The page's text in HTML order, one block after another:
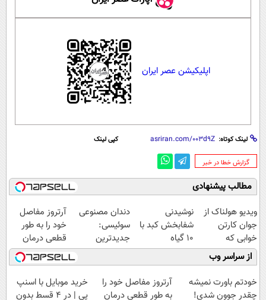
اپلیکیشن عصر ایران
لینک کوتاه: کپی لینک
‌گزارش خطا در خبر
مطالب پیشنهادی
ویدیو هولناک از
جوان کارتن
خوابی که
میلیاردر شد.
آموزش رایگان
نوشیدنی
شفابخش کبد با
10 گیاه
موثر(تخفیف تا
امشب)
دندان مصنوعی
سوئیسی:
جدیدترین
فناوری اروپا،
سبک و مقاوم |
پرداخت قسطی
آرتروز مفاصل
خود را به طور
قطعی درمان
کنید!
◗پرسش‌نامه◖
از سراسر وب
خودتم باورت نمیشه
چقدر جوون شدی!
آرتروز مفاصل خود را
به طور قطعی درمان
خرید موبایل با اسنپ
پی | در ۴ قسط بدون